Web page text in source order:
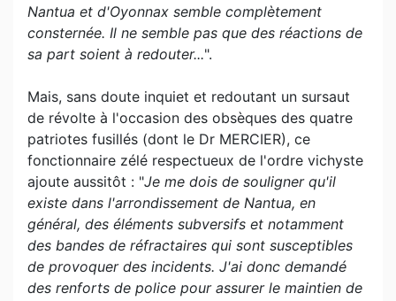
Nantua et d'Oyonnax semble complètement
consternée. Il ne semble pas que des réactions de
sa part soient à redouter...".
Mais, sans doute inquiet et redoutant un sursaut
de révolte à l'occasion des obsèques des quatre
patriotes fusillés (dont le Dr MERCIER), ce
fonctionnaire zélé respectueux de l'ordre vichyste
ajoute aussitôt : "Je me dois de souligner qu'il
existe dans l'arrondissement de Nantua, en
général, des éléments subversifs et notamment
des bandes de réfractaires qui sont susceptibles
de provoquer des incidents. J'ai donc demandé
des renforts de police pour assurer le maintien de